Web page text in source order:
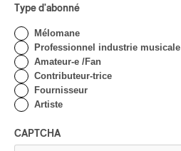
Type d'abonné
Mélomane
Professionnel industrie musicale
Amateur-e /Fan
Contributeur-trice
Fournisseur
Artiste
CAPTCHA